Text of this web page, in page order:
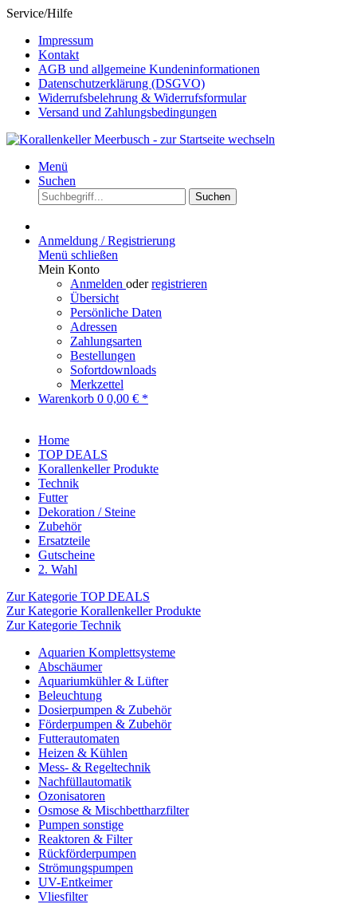
Service/Hilfe
Impressum
Kontakt
AGB und allgemeine Kundeninformationen
Datenschutzerklärung (DSGVO)
Widerrufsbelehrung & Widerrufsformular
Versand und Zahlungsbedingungen
Menü
Suchen
Suchen
Anmeldung / Registrierung
Menü schließen
Mein Konto
Anmelden oderregistrieren
Übersicht
Persönliche Daten
Adressen
Zahlungsarten
Bestellungen
Sofortdownloads
Merkzettel
Warenkorb 0 0,00 € *
Home
TOP DEALS
Korallenkeller Produkte
Technik
Futter
Dekoration / Steine
Zubehör
Ersatzteile
Gutscheine
2. Wahl
Zur Kategorie TOP DEALS
Zur Kategorie Korallenkeller Produkte
Zur Kategorie Technik
Aquarien Komplettsysteme
Abschäumer
Aquariumkühler & Lüfter
Beleuchtung
Dosierpumpen & Zubehör
Förderpumpen & Zubehör
Futterautomaten
Heizen & Kühlen
Mess- & Regeltechnik
Nachfüllautomatik
Ozonisatoren
Osmose & Mischbettharzfilter
Pumpen sonstige
Reaktoren & Filter
Rückförderpumpen
Strömungspumpen
UV-Entkeimer
Vliesfilter